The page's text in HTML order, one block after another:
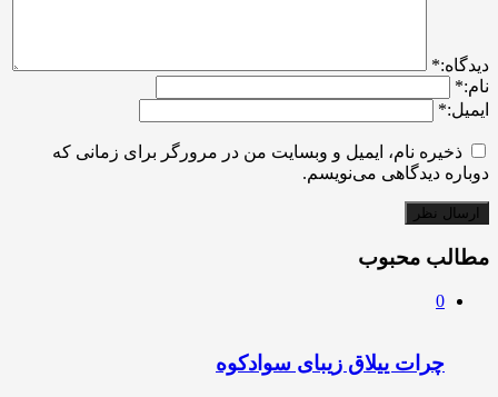
ديدگاه:*
نام:*
ایمیل:*
ذخیره نام، ایمیل و وبسایت من در مرورگر برای زمانی که
دوباره دیدگاهی می‌نویسم.
مطالب محبوب
0
چرات ییلاق زیبای سوادکوه